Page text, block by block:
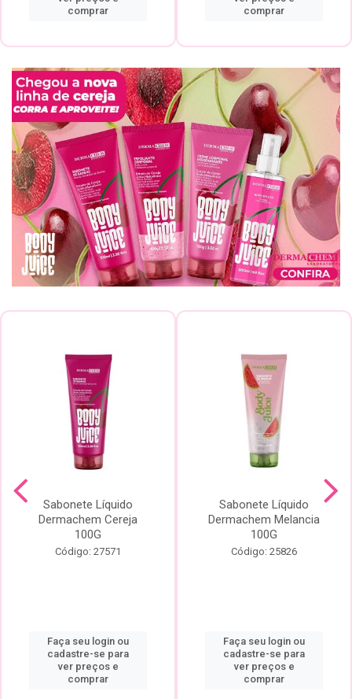
comprar
comprar
Sabonete Líquido
Dermachem Cereja
100G
Código: 27571
Faça seu login ou
cadastre-se para
ver preços e
comprar
Sabonete Líquido
Dermachem Melancia
100G
Código: 25826
Faça seu login ou
cadastre-se para
ver preços e
comprar